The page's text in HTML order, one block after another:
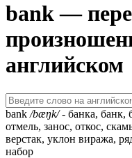
bank —
английском
bank /bæŋk/- банка, банк,
отмель, занос, откос,
верстак, уклон виража,
набор